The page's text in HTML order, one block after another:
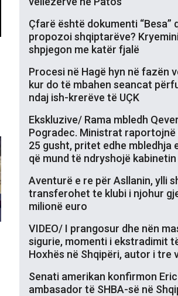
Çfarë është dokumenti “Besa”
propozoi shqiptarëve?
shpjegon me katër fjalë
Procesi në Hagë hyn në fazën
kur do të mbahen seancat
ndaj ish-krerëve të UÇK
Ekskluzive/ Rama mbledh
Pogradec. Ministrat raportojnë
25 gusht, pritet edhe mbledhja
që mund të ndryshojë kabinetin
Aventurë e re për Asllanin, ylli
transferohet te klubi i njohur
milionë euro
VIDEO/ I prangosur dhe nën
sigurie, momenti i ekstradimit
Hoxhës në Shqipëri, autor i tre
Senati amerikan konfirmon Eric
ambasador të SHBA-së në